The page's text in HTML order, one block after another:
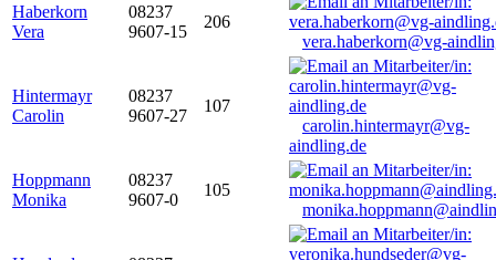
Haberkorn
Vera
08237
9607-15
206
vera.haberkorn@vg-
Hintermayr
Carolin
08237
9607-27
107
carolin.hintermayr@vg-
aindling.de
Hoppmann
Monika
08237
9607-0
105